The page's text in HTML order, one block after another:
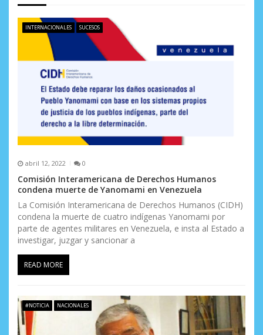
e
e
n
d
a
s
INTERNACIONALES SUCESOS
abril 12, 2022 0
Comisión Interamericana de Derechos Humanos
condena muerte de Yanomami en Venezuela
La Comisión Interamericana de Derechos Humanos (CIDH)
condena la muerte de cuatro indígenas Yanomami por
parte de agentes militares en Venezuela, e insta al Estado a
investigar, juzgar y sancionar a
READ MORE
#NOTICIA NACIONALES